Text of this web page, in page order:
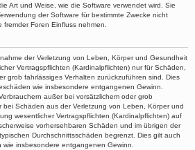
Art und Weise, wie die Software verwendet wird. Sie
der Software für bestimmte Zwecke nicht
Foren Einfluss nehmen.
der Verletzung von Leben, Körper und Gesundheit
Vertragspflichten (Kardinalpflichten) nur für Schäden,
grob fahrlässiges Verhalten zurückzuführen sind. Dies
wie insbesondere entgangenen Gewinn.
außer bei vorsätzlichem oder grob
bei Schäden aus der Verletzung von Leben, Körper und
wesentlicher Vertragspflichten (Kardinalpflichten) auf
vorhersehbaren Schäden und im übrigen der
Durchschnittsschäden begrenzt. Dies gilt auch
insbesondere entgangenen Gewinn.